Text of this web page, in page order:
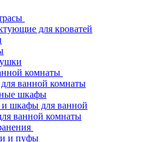
для кроватей
комнаты
для ванной комнаты
шкафы
шкафы для ванной
ванной комнаты
и пуфы